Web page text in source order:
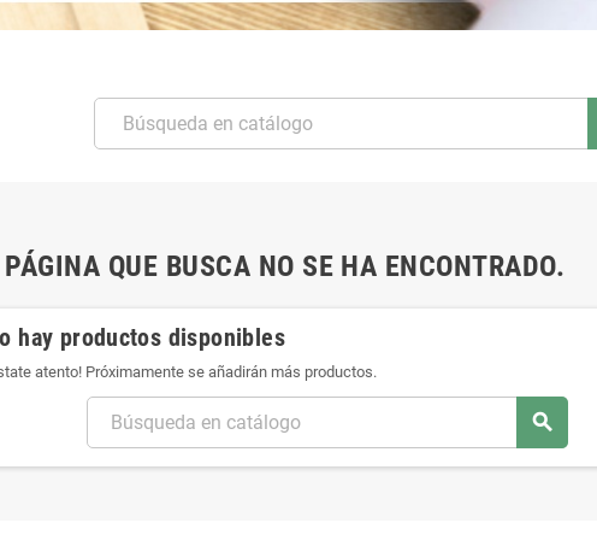
QUE BUSCA NO SE HA ENCONTRADO.
hay productos disponibles
atento! Próximamente se añadirán más productos.
search